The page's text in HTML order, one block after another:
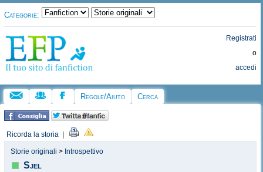
Categorie:
Registrati
o
accedi
Regole/Aiuto Cerca
Ricorda la storia
Storie originali > Introspettivo
Sjel